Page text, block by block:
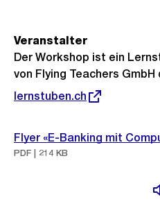
Veranstalter
Der Workshop ist ein
von Flying Teachers
Externer
lernstuben.ch
Flyer «E-Banking mit
PDF | 214 KB